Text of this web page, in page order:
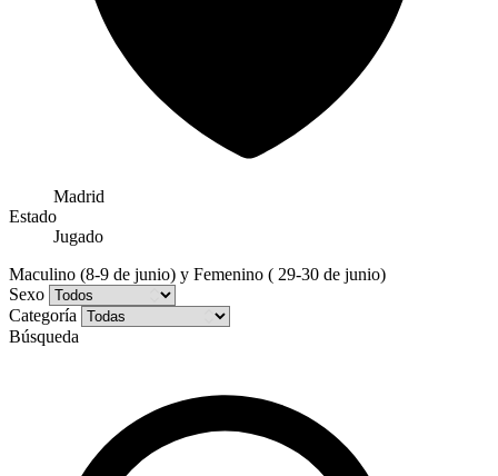
Madrid
Estado
Jugado
Maculino (8-9 de junio) y Femenino ( 29-30 de junio)
Sexo
Categoría
Búsqueda